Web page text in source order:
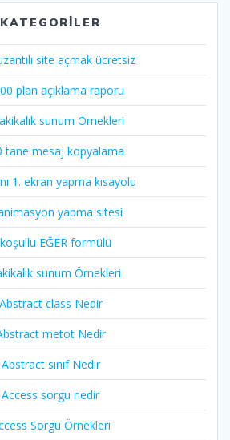
KATEGORILER
site açmak ücretsiz
plan açıklama raporu
sunum Örnekleri
tane mesaj kopyalama
1. ekran yapma kısayolu
yapma sitesi
EĞER formülü
sunum Örnekleri
Abstract class Nedir
metot Nedir
Abstract sınıf Nedir
Access sorgu nedir
Sorgu Örnekleri